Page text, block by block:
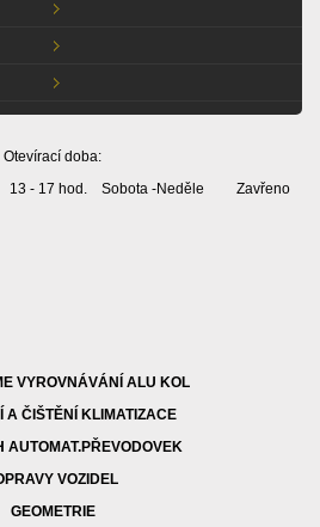
Otevírací doba:
13 - 17 hod. Sobota -Neděle Zavřeno
VYROVNÁVÁNÍ ALU KOL
A ČIŠTĚNÍ KLIMATIZACE
AUTOMAT.PŘEVODOVEK
VOZIDEL
GEOMETRIE